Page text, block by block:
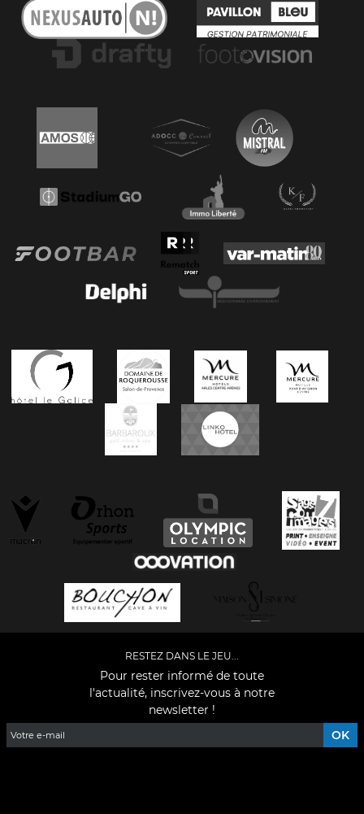
RESTEZ DANS LE JEU...
Pour rester informé de toute
l'actualité, inscrivez-vous à notre
newsletter !